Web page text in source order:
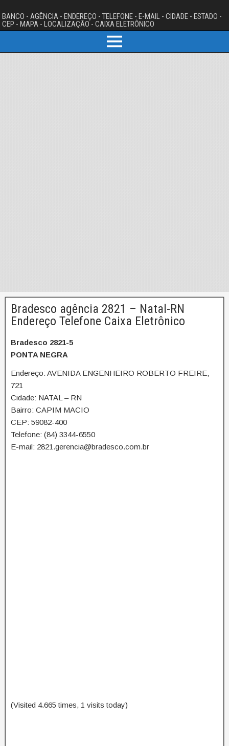
BANCO - AGÊNCIA - ENDEREÇO - TELEFONE - E-MAIL - CIDADE - ESTADO -
CEP - MAPA - LOCALIZAÇÃO - CAIXA ELETRÔNICO
Bradesco agência 2821 – Natal-RN
Endereço Telefone Caixa Eletrônico
Bradesco 2821-5
PONTA NEGRA
Endereço: AVENIDA ENGENHEIRO ROBERTO FREIRE,
721
Cidade: NATAL – RN
Bairro: CAPIM MACIO
CEP: 59082-400
Telefone: (84) 3344-6550
E-mail: 2821.gerencia@bradesco.com.br
(Visited 4.665 times, 1 visits today)